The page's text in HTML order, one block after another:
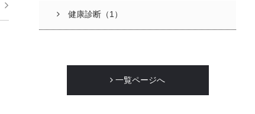
健康診断（1）
一覧ページへ